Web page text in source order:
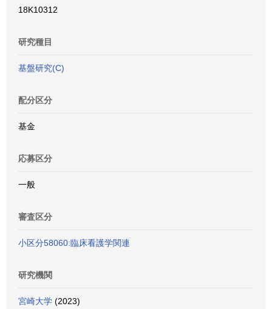
18K10312
研究種目
基盤研究(C)
配分区分
基金
応募区分
一般
審査区分
小区分58060:臨床看護学関連
研究機関
宮崎大学 (2023)